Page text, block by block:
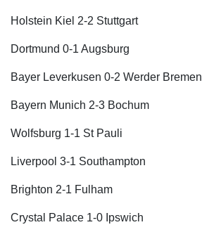
Thế giới
Cuộc sống đó đây
Holstein Kiel 2-2 Stuttgart
Dortmund 0-1 Augsburg
Bayer Leverkusen 0-2 Werder Bremen
Bayern Munich 2-3 Bochum
Wolfsburg 1-1 St Pauli
Liverpool 3-1 Southampton
Brighton 2-1 Fulham
Crystal Palace 1-0 Ipswich